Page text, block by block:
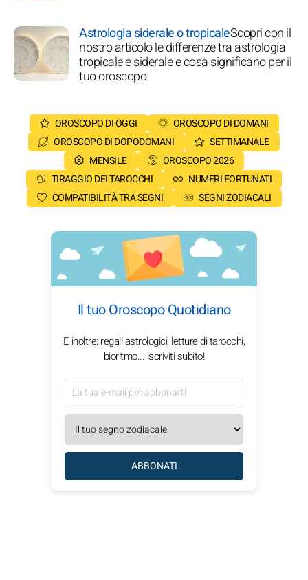
Astrologia siderale o tropicaleScopri con il
nostro articolo le differenze tra astrologia
tropicale e siderale e cosa significano per il
tuo oroscopo.
OROSCOPO DI OGGI
OROSCOPO DI DOMANI
OROSCOPO DI DOPODOMANI
SETTIMANALE
MENSILE
OROSCOPO 2026
TIRAGGIO DEI TAROCCHI
NUMERI FORTUNATI
COMPATIBILITÀ TRA SEGNI
SEGNI ZODIACALI
Il tuo Oroscopo Quotidiano
E inoltre: regali astrologici, letture di tarocchi,
bioritmo... iscriviti subito!
ABBONATI